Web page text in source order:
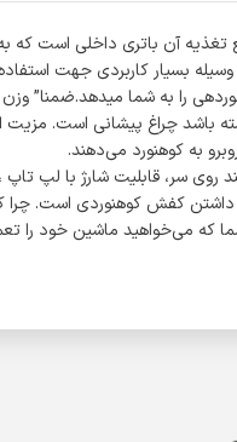
بسیار کاربردی جهت
ها مهم این هدلامپ ،این است که 6
باشد چراغ پیشانی است.
به کوهنورد می‌دهند.
شارژ با لپ تاپ ،پاوربانک
داشتن کفش کوهنوردی است.
که می‌خواهید ماشین خود را